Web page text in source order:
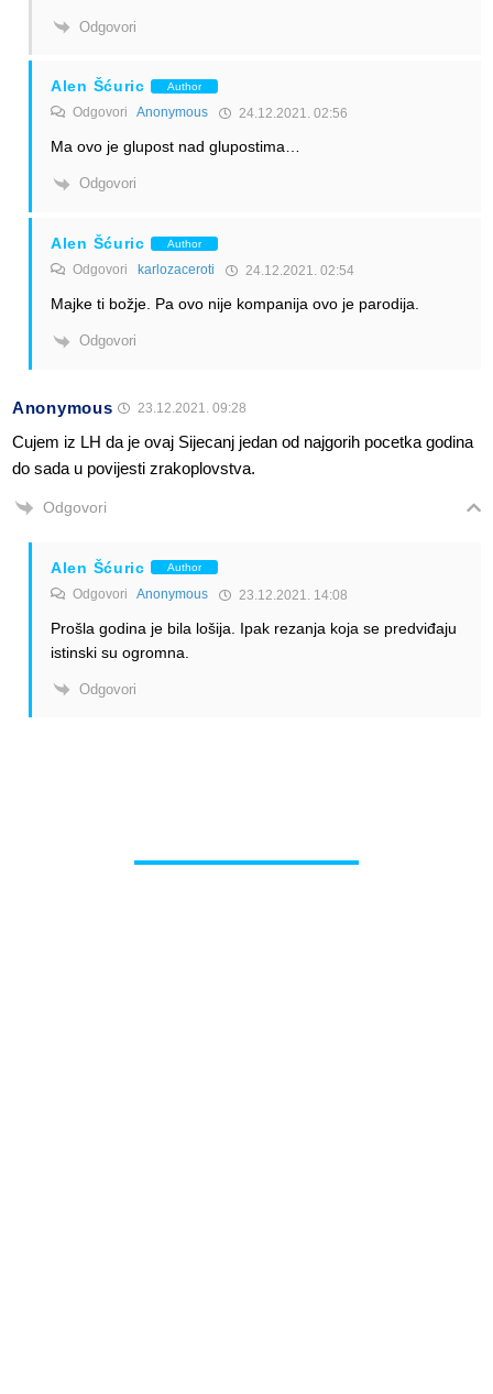
Odgovori
Alen Šćuric Author
Odgovori Anonymous 24.12.2021. 02:56
Ma ovo je glupost nad glupostima…
Odgovori
Alen Šćuric Author
Odgovori karlozaceroti 24.12.2021. 02:54
Majke ti božje. Pa ovo nije kompanija ovo je parodija.
Odgovori
Anonymous 23.12.2021. 09:28
Cujem iz LH da je ovaj Sijecanj jedan od najgorih pocetka godina
do sada u povijesti zrakoplovstva.
Odgovori
Alen Šćuric Author
Odgovori Anonymous 23.12.2021. 14:08
Prošla godina je bila lošija. Ipak rezanja koja se predviđaju
istinski su ogromna.
Odgovori